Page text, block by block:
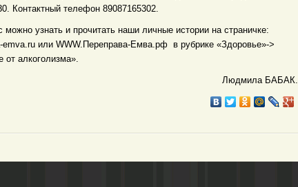
Контактный телефон 89087165302.
можно узнать и прочитать наши личные истории на страничке:
emva.ru или WWW.Переправа-Емва.рф в рубрике «Здоровье»->
от алкоголизма».
Людмила БАБАК.